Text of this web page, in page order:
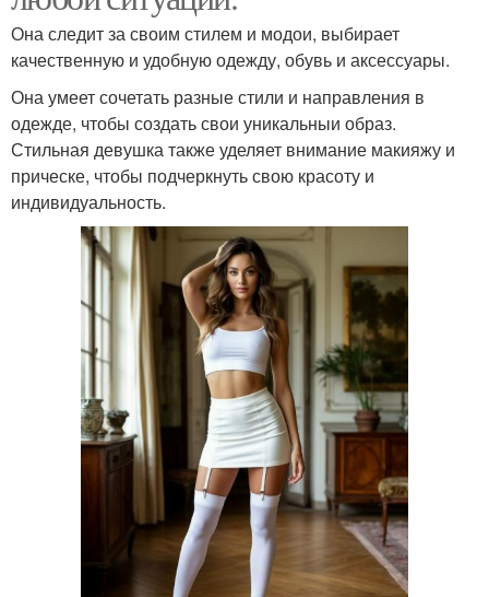
Она следит за своим стилем и модои, выбирает
качественную и удобную одежду, обувь и аксессуары.
Она умеет сочетать разные стили и направления в
одежде, чтобы создать свои уникальныи образ.
Стильная девушка также уделяет внимание макияжу и
прическе, чтобы подчеркнуть свою красоту и
индивидуальность.